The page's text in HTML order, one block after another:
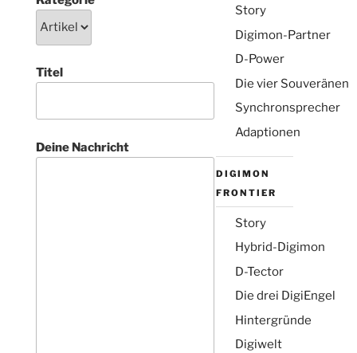
Titel
Deine Nachricht
Story
Digimon-Partner
D-Power
Die vier Souveränen
Synchronsprecher
Adaptionen
DIGIMON
FRONTIER
Story
Hybrid-Digimon
D-Tector
Die drei DigiEngel
Hintergründe
Digiwelt